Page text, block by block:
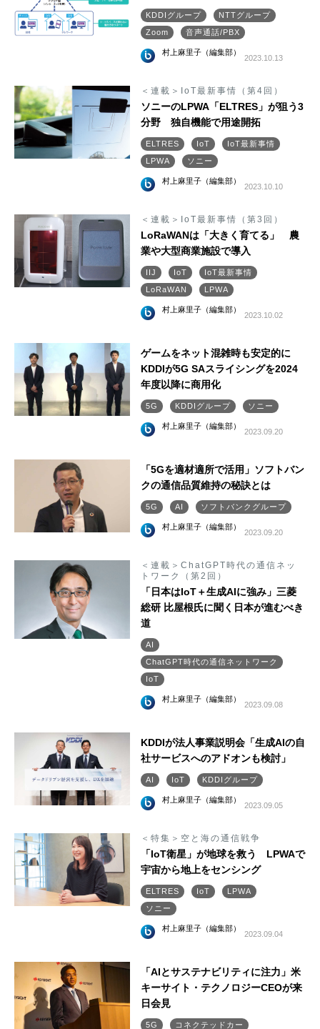
KDDIグループ
NTTグループ
Zoom
音声通話/PBX
村上麻里子（編集部）
2023.10.13
＜連載＞IoT最新事情（第4回）
ソニーのLPWA「ELTRES」が狙う3
分野 独自機能で用途開拓
ELTRES IoT
IoT最新事情
LPWA
ソニー
村上麻里子（編集部）
2023.10.10
＜連載＞IoT最新事情（第3回）
LoRaWANは「大きく育てる」 農
業や大型商業施設で導入
IIJ IoT
IoT最新事情
LoRaWAN
LPWA
村上麻里子（編集部）
2023.10.02
ゲームをネット混雑時も安定的に
KDDIが5G SAスライシングを2024
年度以降に商用化
5G KDDIグループ ソニー
村上麻里子（編集部）
2023.09.20
「5Gを適材適所で活用」ソフトバン
クの通信品質維持の秘訣とは
5G AI ソフトバンクグループ
村上麻里子（編集部）
2023.09.20
＜連載＞ChatGPT時代の通信ネッ
トワーク（第2回）
「日本はIoT＋生成AIに強み」三菱
総研 比屋根氏に聞く日本が進むべき
道
AI
ChatGPT時代の通信ネットワーク
IoT
村上麻里子（編集部）
2023.09.08
KDDIが法人事業説明会「生成AIの自
社サービスへのアドオンも検討」
AI IoT KDDIグループ
村上麻里子（編集部）
2023.09.05
＜特集＞空と海の通信戦争
「IoT衛星」が地球を救う LPWAで
宇宙から地上をセンシング
ELTRES IoT
LPWA
ソニー
村上麻里子（編集部）
2023.09.04
「AIとサステナビリティに注力」米
キーサイト・テクノロジーCEOが来
日会見
5G コネクテッドカー